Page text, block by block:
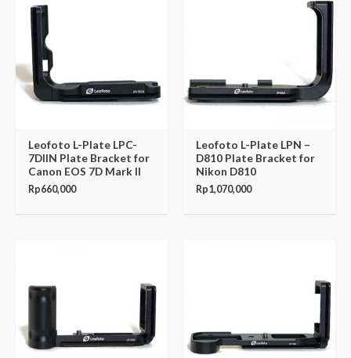
Leofoto L-Plate LPC-
7DIIN Plate Bracket for
Canon EOS 7D Mark II
Rp660,000
Leofoto L-Plate LPN –
D810 Plate Bracket for
Nikon D810
Rp1,070,000